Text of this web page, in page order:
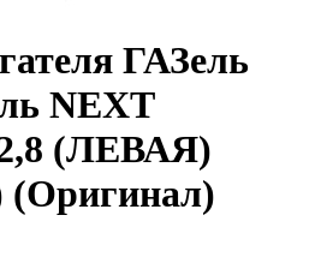
ГАЗель
NEXT
(ЛЕВАЯ)
(Оригинал)